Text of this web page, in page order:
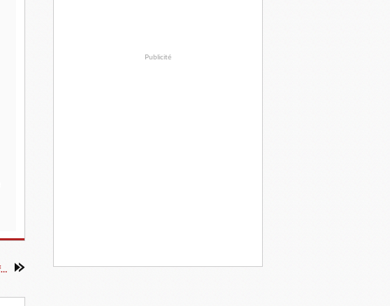
Tchad : la LTDH une organisation qui fait son travail pour défendre les droits de l'homme ?
Publicité